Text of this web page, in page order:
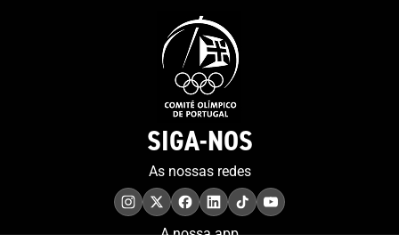
SIGA-NOS
As nossas redes
A nossa app